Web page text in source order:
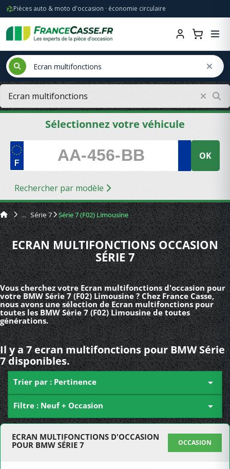
Pièces auto & moto d'occasion · économie circulaire
Sélectionnez votre véhicule
OK
Rechercher par modèle
Série 7 Série 7 (F02) Limousine
ECRAN MULTIFONCTIONS OCCASION
SÉRIE 7
Vous cherchez votre Ecran multifonctions d'occasion pour
votre BMW Série 7 (F02) Limousine ? Chez France Casse,
nous avons une sélection de Ecran multifonctions pour
toutes les BMW Série 7 (F02) Limousine de toutes
générations.
Il y a 7 ecran multifonctions pour BMW Série
7 disponibles.
Trier par : Pertinence 
Filtre : Neuf + Occasion 
ECRAN MULTIFONCTIONS D'OCCASION
POUR BMW SÉRIE 7
OCCASION